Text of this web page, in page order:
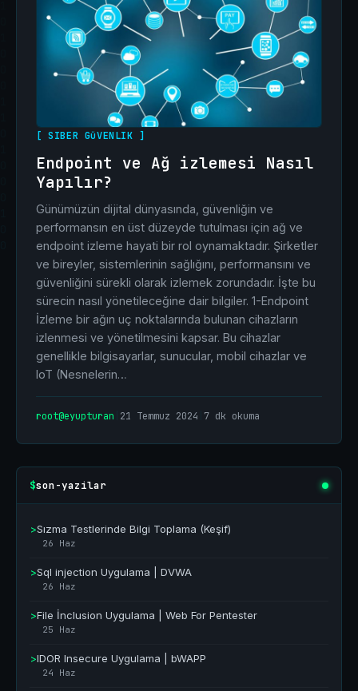
[ SIBER GüVENLIK ]
Endpoint ve Ağ izlemesi Nasıl
Yapılır?
Günümüzün dijital dünyasında, güvenliğin ve
performansın en üst düzeyde tutulması için ağ ve
endpoint izleme hayati bir rol oynamaktadır. Şirketler
ve bireyler, sistemlerinin sağlığını, performansını ve
güvenliğini sürekli olarak izlemek zorundadır. İşte bu
sürecin nasıl yönetileceğine dair bilgiler. 1-Endpoint
İzleme bir ağın uç noktalarında bulunan cihazların
izlenmesi ve yönetilmesini kapsar. Bu cihazlar
genellikle bilgisayarlar, sunucular, mobil cihazlar ve
IoT (Nesnelerin…
root@eyupturan 21 Temmuz 2024 7 dk okuma
$son-yazilar
>Sızma Testlerinde Bilgi Toplama (Keşif)
26 Haz
>Sql injection Uygulama | DVWA
26 Haz
>File İnclusion Uygulama | Web For Pentester
25 Haz
>IDOR Insecure Uygulama | bWAPP
24 Haz